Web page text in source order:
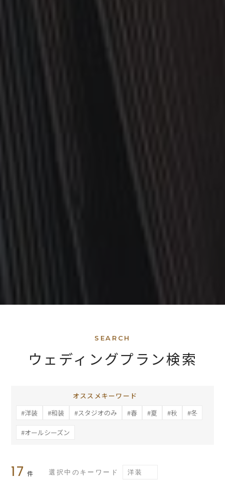
SEARCH
ウェディングプラン検索
オススメキーワード
#洋装
#和装 #スタジオのみ #春 #夏 #秋 #冬
#オールシーズン
17 件 選択中のキーワード 洋装